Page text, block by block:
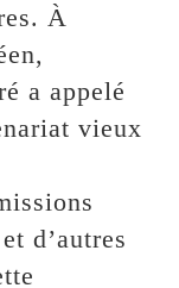
À
a appelé
vieux
d’autres